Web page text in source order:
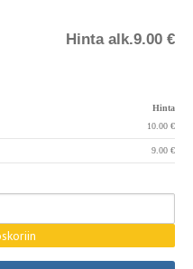
Hinta alk.9.00 €
Hinta
10.00 €
9.00 €